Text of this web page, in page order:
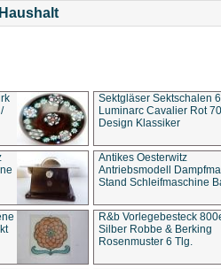
Haushalt
Sektgläser Sektschalen
Luminarc Cavalier Rot
Design Klassiker
Antikes Oesterwitz
Antriebsmodell
Stand Schleifmaschine
R&b Vorlegebesteck
Silber Robbe & Berking
Rosenmuster 6 Tlg.